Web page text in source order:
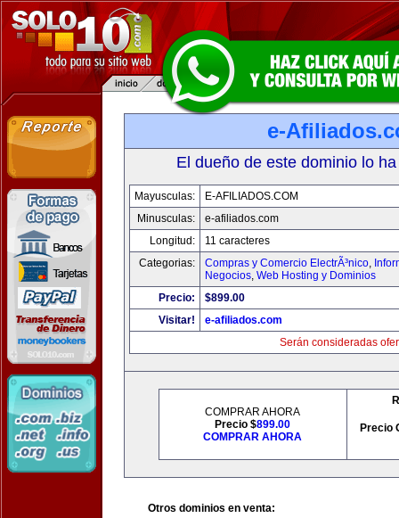
e-
El dueño de este dominio lo
Mayusculas:
E-AFILIADOS.COM
Minusculas:
e-afiliados.com
Longitud:
11 caracteres
Categorias:
Compras y Comercio ElectrÃ³nico,
Negocios, Web Hosting y Dominios
Precio:
$899.00
Visitar!
e-afiliados.com
Serán consideradas
COMPRAR AHORA
Precio $899.00
COMPRAR AHORA
Precio
Otros dominios en venta: